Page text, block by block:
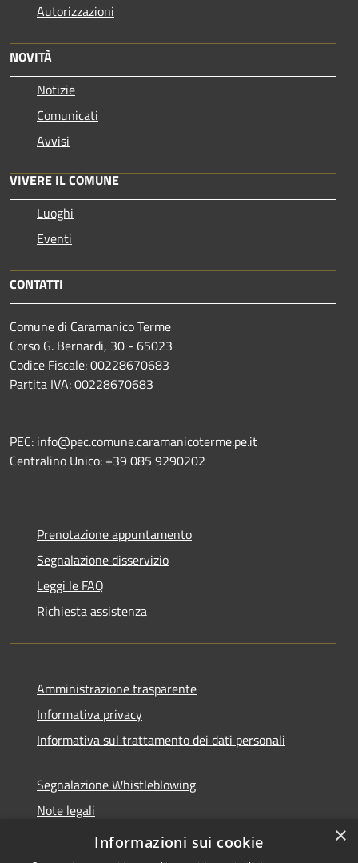
Autorizzazioni
NOVITÀ
Notizie
Comunicati
Avvisi
VIVERE IL COMUNE
Luoghi
Eventi
CONTATTI
Comune di Caramanico Terme
Corso G. Bernardi, 30 - 65023
Codice Fiscale: 00228670683
Partita IVA: 00228670683
PEC: info@pec.comune.caramanicoterme.pe.it
Centralino Unico: +39 085 9290202
Prenotazione appuntamento
Segnalazione disservizio
Leggi le FAQ
Richiesta assistenza
Amministrazione trasparente
Informativa privacy
Informativa sul trattamento dei dati personali
Segnalazione Whistleblowing
Note legali
Dichiarazione di accessibilità
×
Informazioni sui cookie